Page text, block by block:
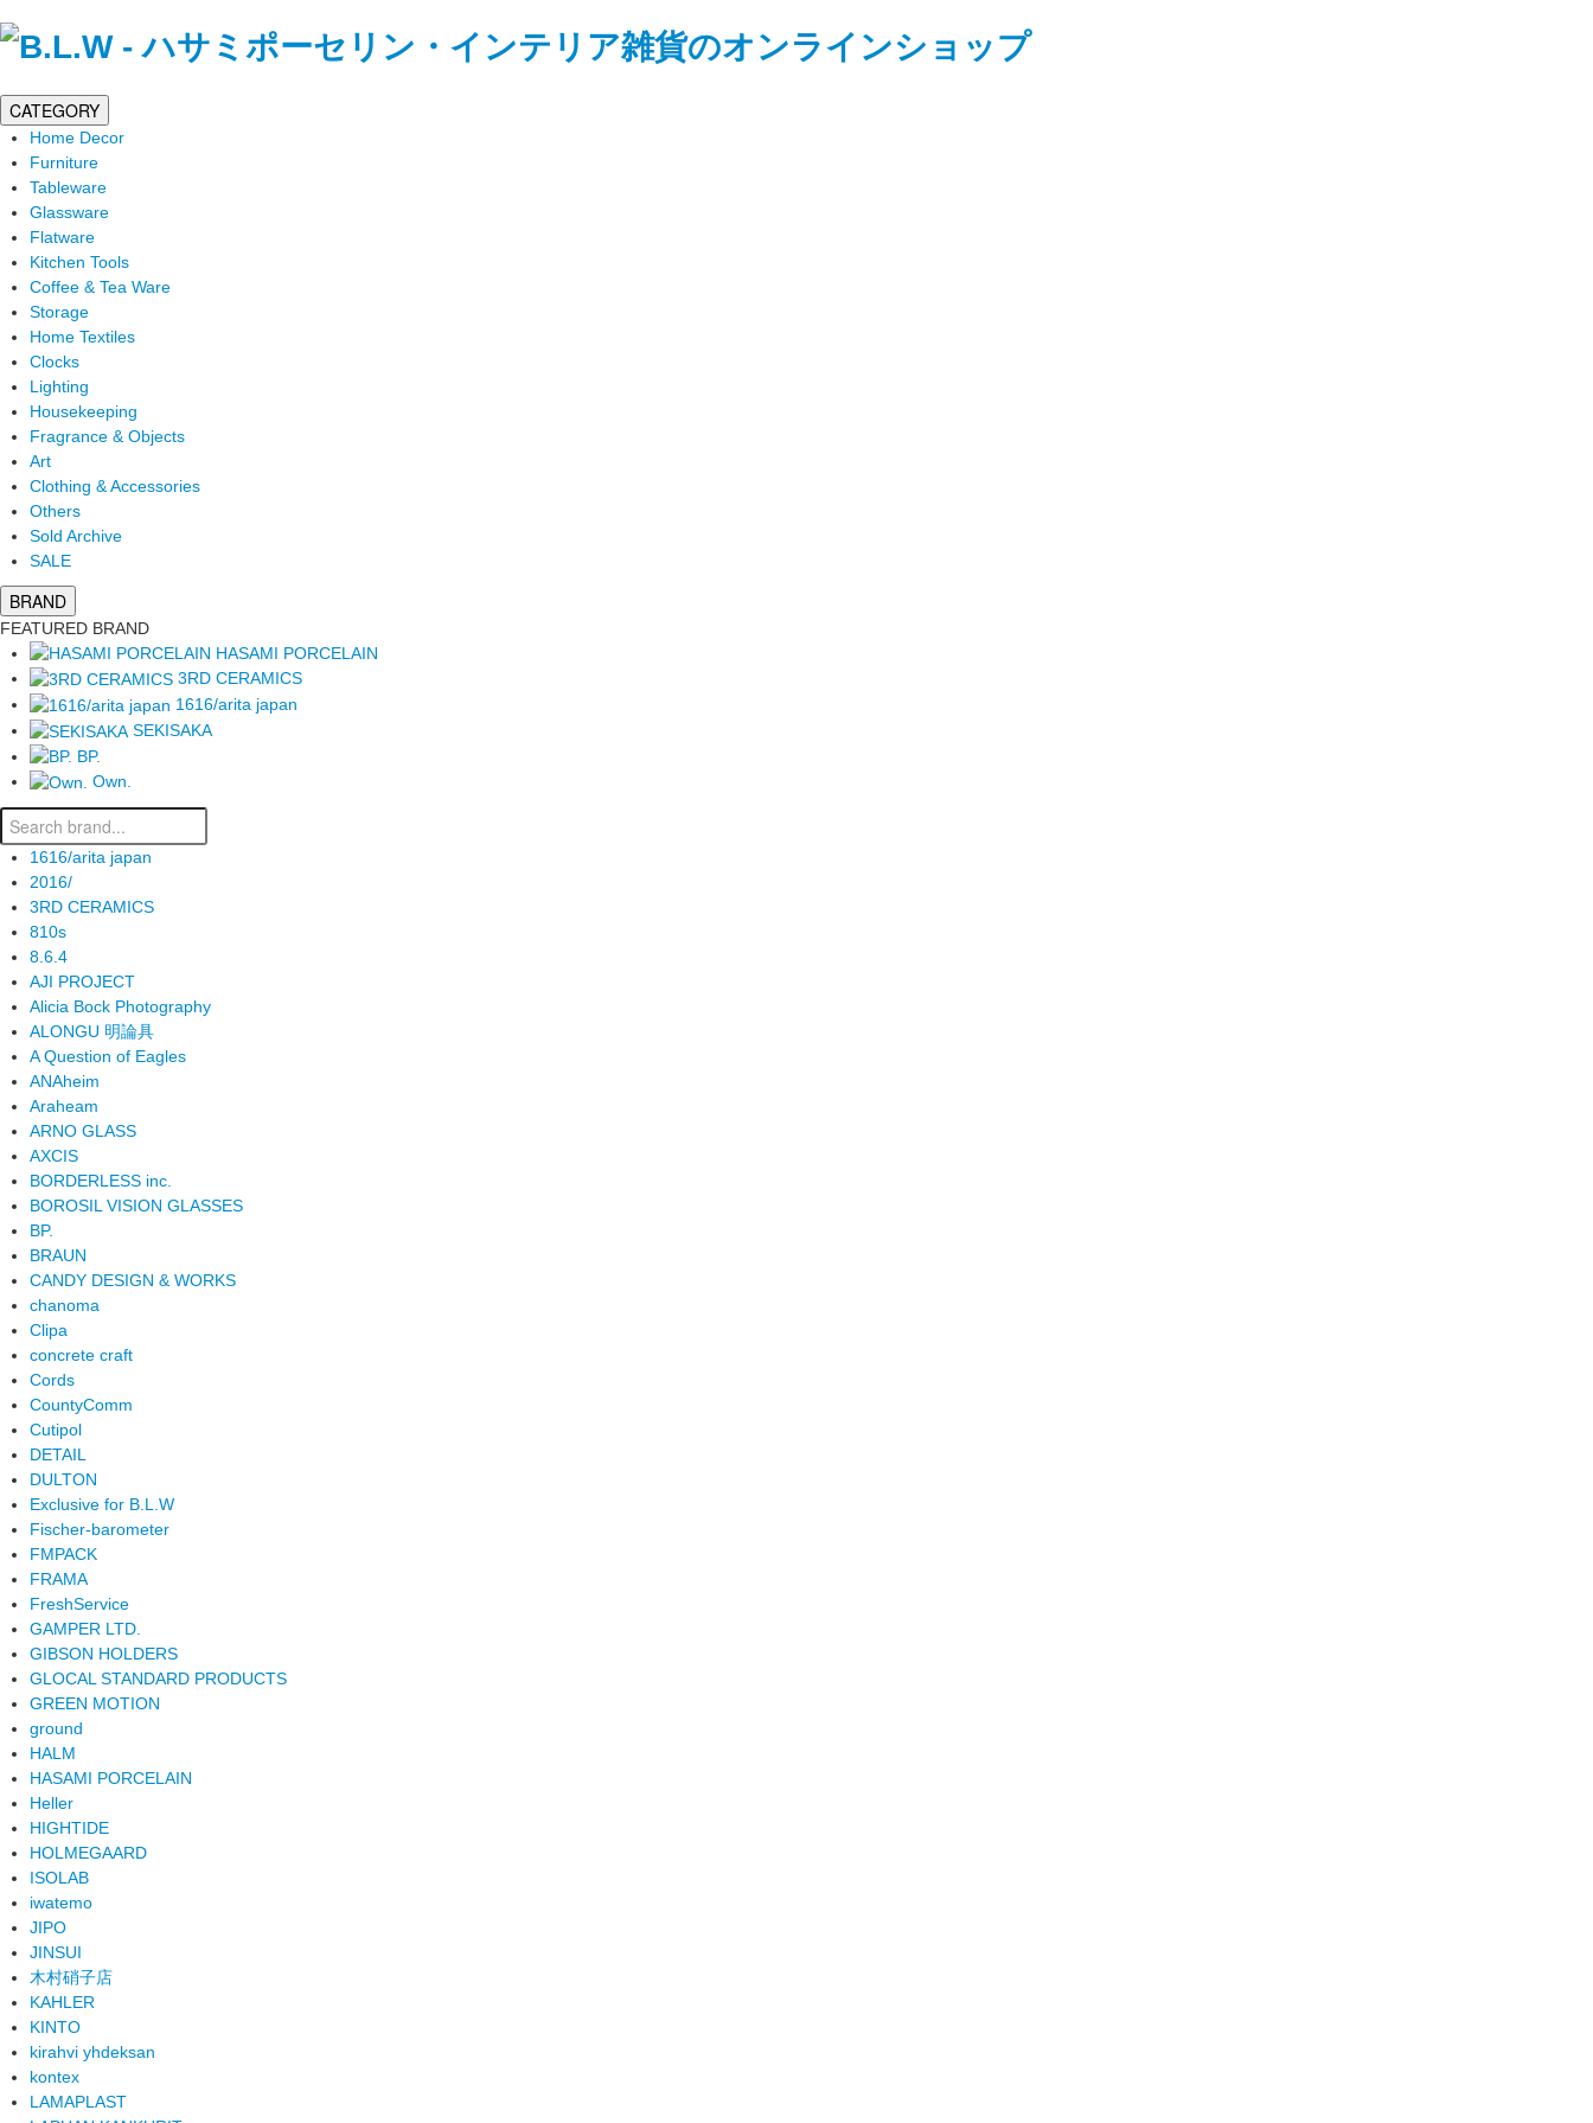
CATEGORY
Home Decor
Furniture
Tableware
Glassware
Flatware
Kitchen Tools
Coffee & Tea Ware
Storage
Home Textiles
Clocks
Lighting
Housekeeping
Fragrance & Objects
Art
Clothing & Accessories
Others
Sold Archive
SALE
BRAND
FEATURED BRAND
HASAMI PORCELAIN
3RD CERAMICS
1616/arita japan
SEKISAKA
BP.
Own.
1616/arita japan
2016/
3RD CERAMICS
810s
8.6.4
AJI PROJECT
Alicia Bock Photography
ALONGU 明論具
A Question of Eagles
ANAheim
Araheam
ARNO GLASS
AXCIS
BORDERLESS inc.
BOROSIL VISION GLASSES
BP.
BRAUN
CANDY DESIGN & WORKS
chanoma
Clipa
concrete craft
Cords
CountyComm
Cutipol
DETAIL
DULTON
Exclusive for B.L.W
Fischer-barometer
FMPACK
FRAMA
FreshService
GAMPER LTD.
GIBSON HOLDERS
GLOCAL STANDARD PRODUCTS
GREEN MOTION
ground
HALM
HASAMI PORCELAIN
Heller
HIGHTIDE
HOLMEGAARD
ISOLAB
iwatemo
JIPO
JINSUI
木村硝子店
KAHLER
KINTO
kirahvi yhdeksan
kontex
LAMAPLAST